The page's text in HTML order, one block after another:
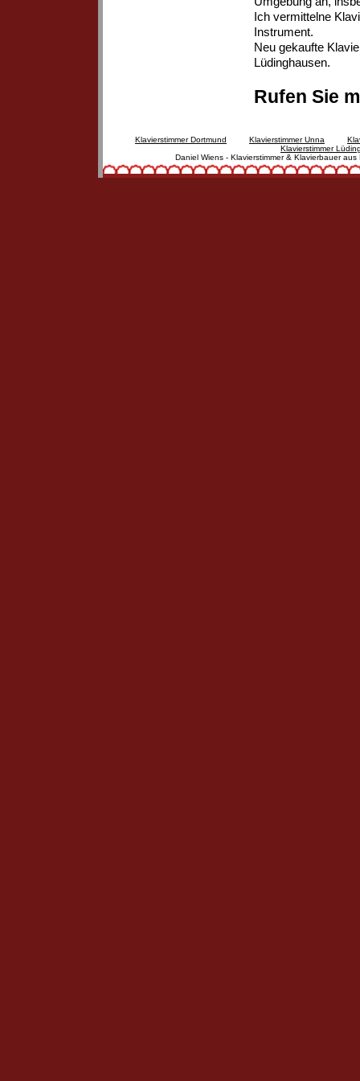
Ich vermittelne
Instrument.
Neu gekaufte
Lüdinghausen.
Rufen Sie
Klavierstimmer Dortmund Klavierstimmer Unna
Klavierstimmer
Daniel Wiens - Klavierstimmer & Klavierbauer